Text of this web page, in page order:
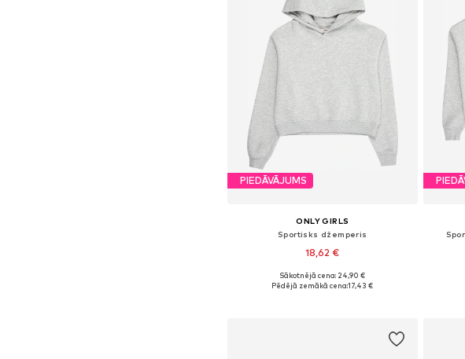
PIEDĀVĀJUMS
ONLY GIRLS
Sportisks džemperis
18,62 €
+2
Pieejams daudzos izmēros
Sākotnējā cena: 24,90 €
Pēdējā zemākā cena:17,43 €